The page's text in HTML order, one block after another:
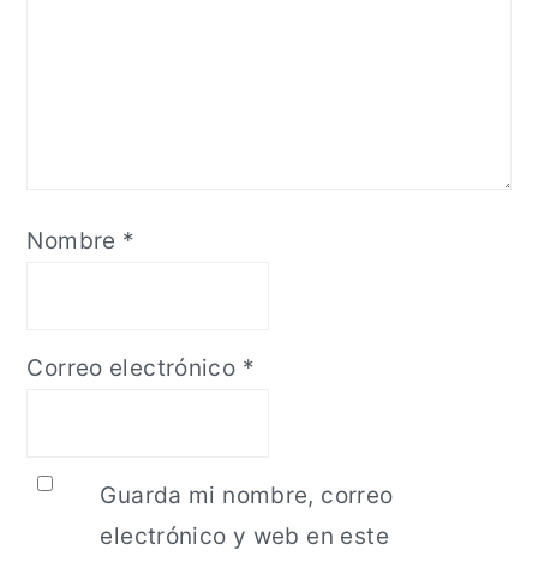
Nombre *
Correo electrónico *
Guarda mi nombre, correo
electrónico y web en este